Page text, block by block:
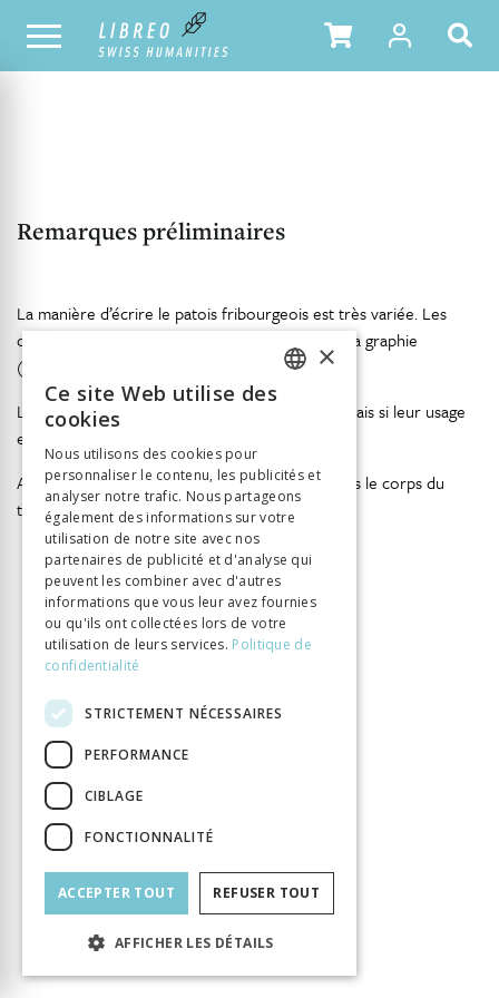
NOTRE CATALOGUE TABLE DES MATIÈRES
Remarques préliminaires
La manière d’écrire le patois fribourgeois est très variée. Les
citations en patois respectent l’orthographe et la graphie
(quelquefois compliquée) de leur auteur.
Les toponymes allemands sont traduits en français si leur usage
est fréquent en cette langue.
Afin d’alléger les notes, on a souvent inséré dans le corps du
texte les références brèves.
INFORMATION
Auteur
9782889303632
Langue
Français
Collection
Nombre de pages
Parution
1 avr. 2021
Type de livre
Monographie
10.33055/ALPHIL.03160
ITALIAN
×
Ce site Web utilise des
cookies
Nous utilisons des cookies pour
personnaliser le contenu, les publicités et
analyser notre trafic. Nous partageons
également des informations sur votre
utilisation de notre site avec nos
partenaires de publicité et d'analyse qui
peuvent les combiner avec d'autres
informations que vous leur avez fournies
ou qu'ils ont collectées lors de votre
utilisation de leurs services. Politique de
confidentialité
STRICTEMENT NÉCESSAIRES
PERFORMANCE
CIBLAGE
FONCTIONNALITÉ
ACCEPTER TOUT REFUSER TOUT
AFFICHER LES DÉTAILS